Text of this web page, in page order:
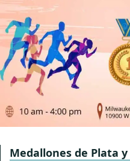
Medallones de Plata